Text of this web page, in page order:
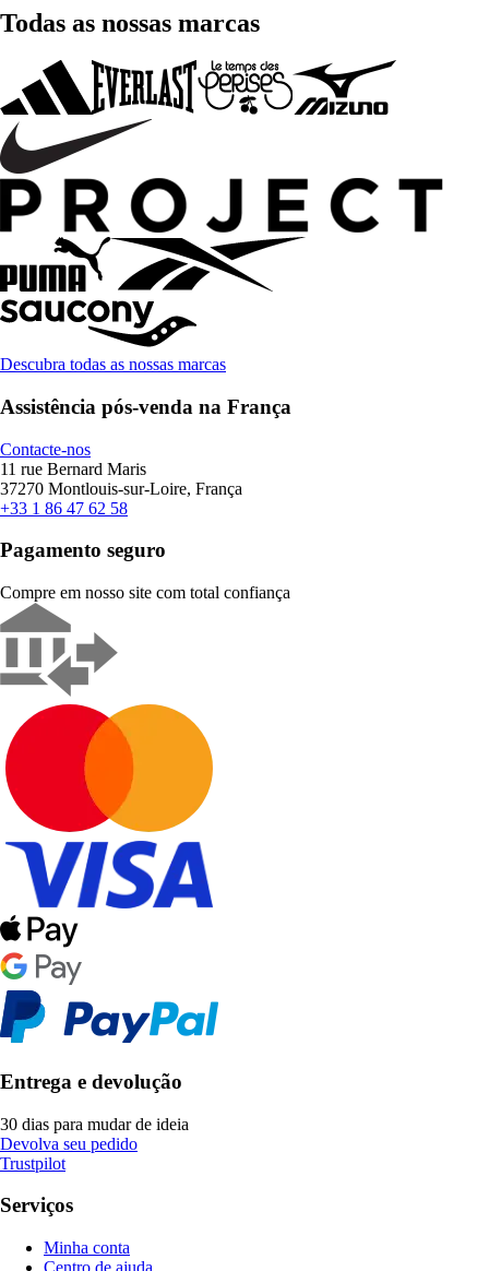
Todas as nossas marcas
Descubra todas as nossas marcas
Assistência pós-venda na França
Contacte-nos
11 rue Bernard Maris
37270 Montlouis-sur-Loire, França
+33 1 86 47 62 58
Pagamento seguro
Compre em nosso site com total confiança
Entrega e devolução
30 dias para mudar de ideia
Devolva seu pedido
Trustpilot
Serviços
Minha conta
Centro de ajuda